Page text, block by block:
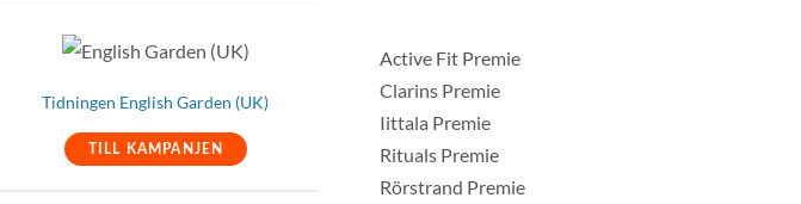
Tidningen English Garden (UK)
TILL KAMPANJEN
Active Fit Premie
Clarins Premie
Iittala Premie
Rituals Premie
Rörstrand Premie